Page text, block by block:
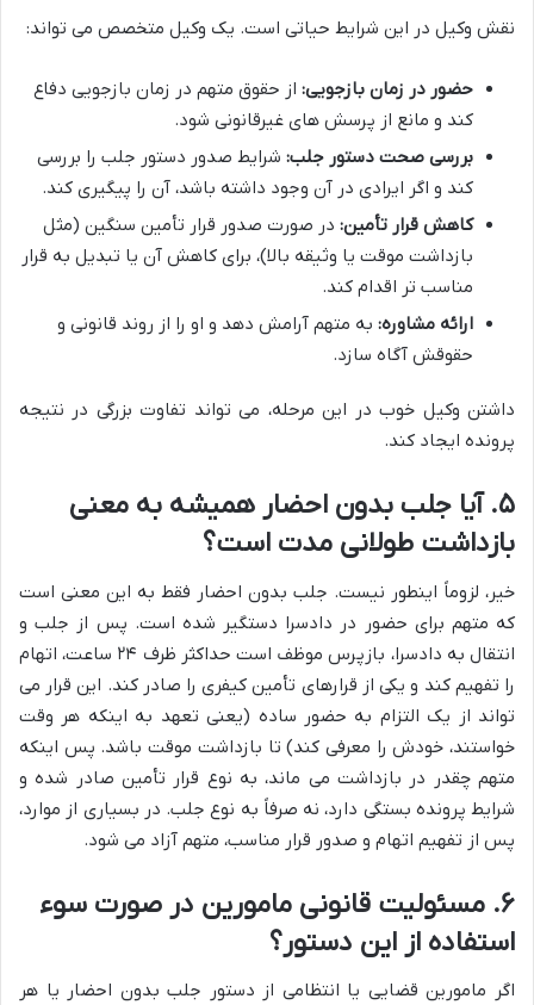
نقش وکیل در این شرایط حیاتی است. یک وکیل متخصص می تواند:
حضور در زمان بازجویی: از حقوق متهم در زمان بازجویی دفاع
کند و مانع از پرسش های غیرقانونی شود.
بررسی صحت دستور جلب: شرایط صدور دستور جلب را بررسی
کند و اگر ایرادی در آن وجود داشته باشد، آن را پیگیری کند.
کاهش قرار تأمین: در صورت صدور قرار تأمین سنگین (مثل
بازداشت موقت یا وثیقه بالا)، برای کاهش آن یا تبدیل به قرار
مناسب تر اقدام کند.
ارائه مشاوره: به متهم آرامش دهد و او را از روند قانونی و
حقوقش آگاه سازد.
داشتن وکیل خوب در این مرحله، می تواند تفاوت بزرگی در نتیجه
پرونده ایجاد کند.
۵. آیا جلب بدون احضار همیشه به معنی
بازداشت طولانی مدت است؟
خیر، لزوماً اینطور نیست. جلب بدون احضار فقط به این معنی است
که متهم برای حضور در دادسرا دستگیر شده است. پس از جلب و
انتقال به دادسرا، بازپرس موظف است حداکثر ظرف ۲۴ ساعت، اتهام
را تفهیم کند و یکی از قرارهای تأمین کیفری را صادر کند. این قرار می
تواند از یک التزام به حضور ساده (یعنی تعهد به اینکه هر وقت
خواستند، خودش را معرفی کند) تا بازداشت موقت باشد. پس اینکه
متهم چقدر در بازداشت می ماند، به نوع قرار تأمین صادر شده و
شرایط پرونده بستگی دارد، نه صرفاً به نوع جلب. در بسیاری از موارد،
پس از تفهیم اتهام و صدور قرار مناسب، متهم آزاد می شود.
۶. مسئولیت قانونی مامورین در صورت سوء
استفاده از این دستور؟
اگر مامورین قضایی یا انتظامی از دستور جلب بدون احضار یا هر